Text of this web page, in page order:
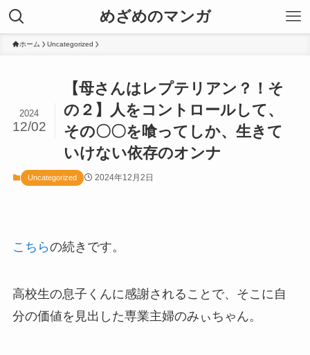
めざめのマンガ
ホーム Uncategorized
【母さんはレプテリアン？！そ
の２】人をコントロールして、
その〇〇を喰ってしか、生きて
いけない依存のオンナ
2024
12/02
Uncategorized 2024年12月2日
こちらの続きです。
高校生の息子くんに感謝されることで、そこに自
分の価値を見出した専業主婦のみぃちゃん。